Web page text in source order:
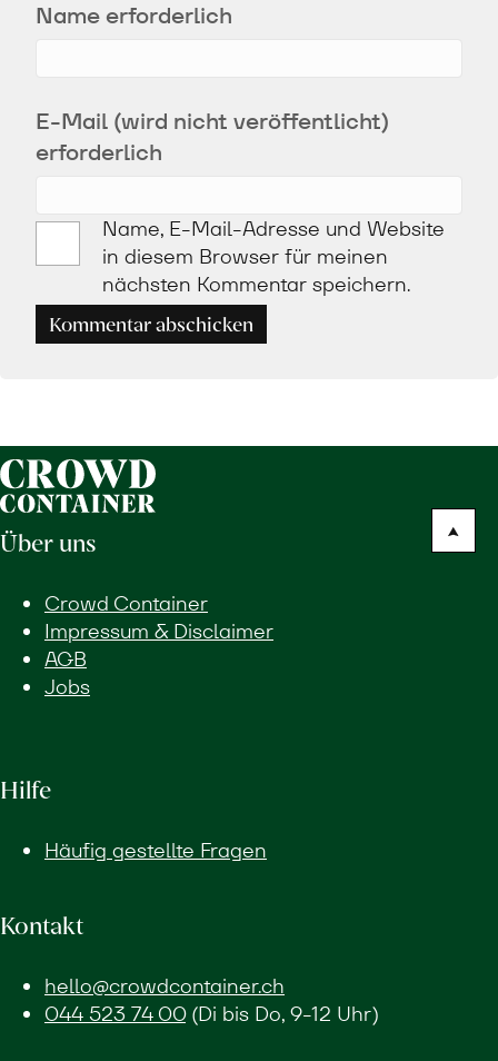
Name erforderlich
E-Mail (wird nicht veröffentlicht)
erforderlich
Name, E-Mail-Adresse und Website
in diesem Browser für meinen
nächsten Kommentar speichern.
Kommentar abschicken
Über uns
Crowd Container
Impressum & Disclaimer
AGB
Jobs
Hilfe
Häufig gestellte Fragen
Kontakt
hello@crowdcontainer.ch
044 523 74 00(Di bis Do, 9-12 Uhr)